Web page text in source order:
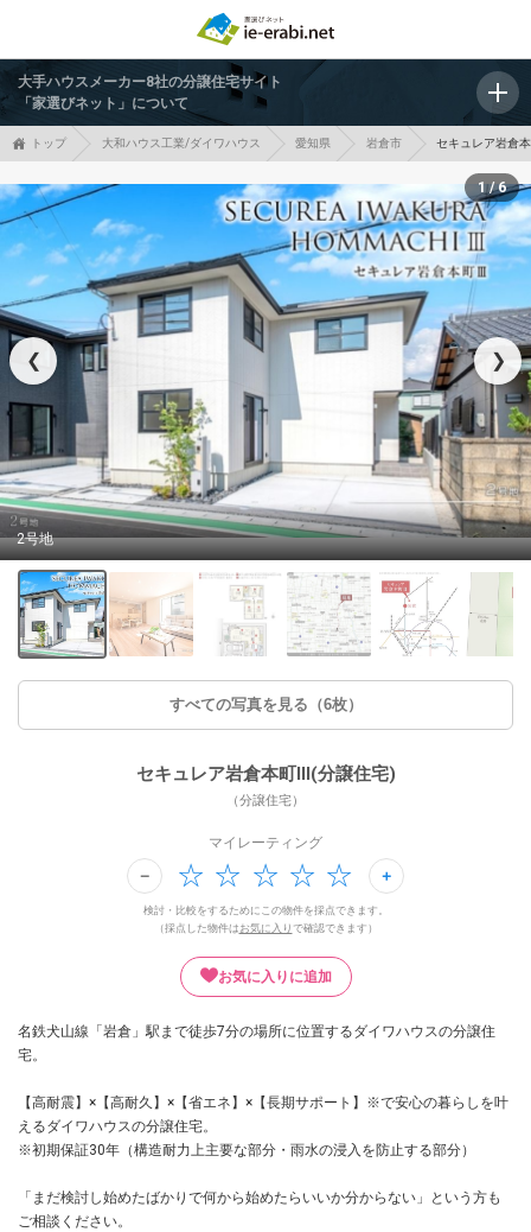
大手ハウスメーカー8社の分譲住宅サイト
「家選びネット」について
トップ 大和ハウス工業/ダイワハウス 愛知県 岩倉市 セキュレア岩倉
❮
2号地
❯
1 / 6
すべての写真を見る（6枚）
セキュレア岩倉本町III(分譲住宅)
（分譲住宅）
マイレーティング
検討・比較をするためにこの物件を採点できます。
（採点した物件は お気に入り で確認できます）
お気に入りに追加
名鉄犬山線「岩倉」駅まで徒歩7分の場所に位置するダイワハウスの分譲住
宅。
【高耐震】×【高耐久】×【省エネ】×【長期サポート】※で安心の暮らしを叶
えるダイワハウスの分譲住宅。
※初期保証30年（構造耐力上主要な部分・雨水の浸入を防止する部分）
「まだ検討し始めたばかりで何から始めたらいいか分からない」という方も
ご相談ください。